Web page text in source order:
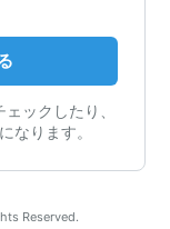
ックしたり、
なります。
Reserved.